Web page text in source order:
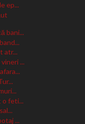
ep...
bani...
atr...
...
o feti...
...